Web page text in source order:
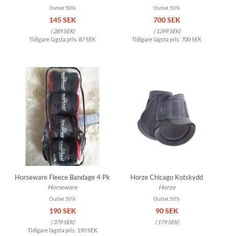
Outlet 50%
145 SEK
(289 SEK)
Tidigare lägsta pris: 87 SEK
Outlet 50%
700 SEK
(1399 SEK)
Tidigare lägsta pris: 700 SEK
Horseware Fleece Bandage 4 Pk
Horseware
Outlet 50%
190 SEK
(379 SEK)
Tidigare lägsta pris: 190 SEK
Horze Chicago Kotskydd
Horze
Outlet 50%
90 SEK
(179 SEK)